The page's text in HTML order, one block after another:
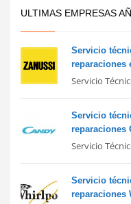
ULTIMAS EMPRESAS
Servicio
reparaciones
Servicio
Servicio
reparaciones
Servicio
Servicio
reparaciones